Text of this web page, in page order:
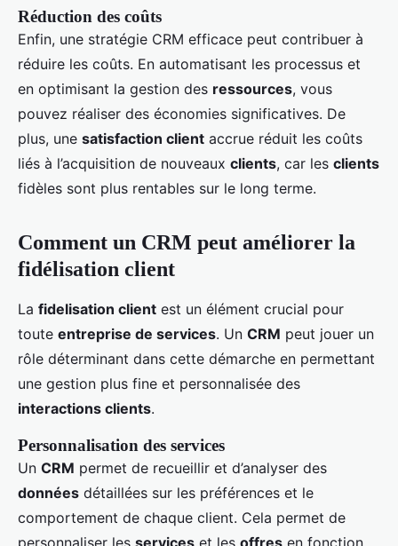
Réduction des coûts
Enfin, une stratégie CRM efficace peut contribuer à
réduire les coûts. En automatisant les processus et
en optimisant la gestion des ressources, vous
pouvez réaliser des économies significatives. De
plus, une satisfaction client accrue réduit les coûts
liés à l’acquisition de nouveaux clients, car les clients
fidèles sont plus rentables sur le long terme.
Comment un CRM peut améliorer la
fidélisation client
La fidelisation client est un élément crucial pour
toute entreprise de services. Un CRM peut jouer un
rôle déterminant dans cette démarche en permettant
une gestion plus fine et personnalisée des
interactions clients.
Personnalisation des services
Un CRM permet de recueillir et d’analyser des
données détaillées sur les préférences et le
comportement de chaque client. Cela permet de
personnaliser les services et les offres en fonction